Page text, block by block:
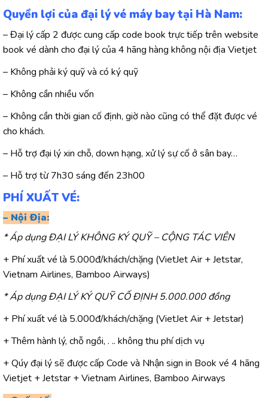
Quyền lợi của đại lý vé máy bay tại Hà Nam:
– Đại lý cấp 2 được cung cấp code book trực tiếp trên website
book vé dành cho đại lý của 4 hãng hàng không nội địa Vietjet
– Không phải ký quỹ và có ký quỹ
– Không cần nhiều vốn
– Không cần thời gian cố định, giờ nào cũng có thể đặt được vé
cho khách.
– Hỗ trợ đại lý xin chỗ, down hạng, xử lý sự cố ở sân bay…
– Hỗ trợ từ 7h30 sáng đến 23h00
PHÍ XUẤT VÉ:
– Nội Địa:
* Áp dụng ĐẠI LÝ KHÔNG KÝ QUỸ – CỘNG TÁC VIÊN
+ Phí xuất vé là 5.000đ/khách/chặng (VietJet Air + Jetstar,
Vietnam Airlines, Bamboo Airways)
* Áp dụng ĐẠI LÝ KÝ QUỸ CỐ ĐỊNH 5.000.000 đồng
+ Phí xuất vé là 5.000đ/khách/chặng (VietJet Air + Jetstar)
+ Thêm hành lý, chỗ ngồi, . .. không thu phí dịch vụ
+ Qúy đại lý sẽ được cấp Code và Nhận sign in Book vé 4 hãng
Vietjet + Jetstar + Vietnam Airlines, Bamboo Airways